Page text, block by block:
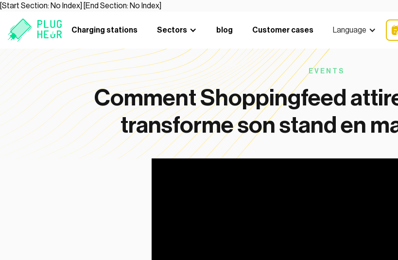
[Start Section: No Index] [End Section: No Index]
Charging stations Sectors blog Customer cases Language
EVENTS
Comment Shoppingfeed
transforme son stand en